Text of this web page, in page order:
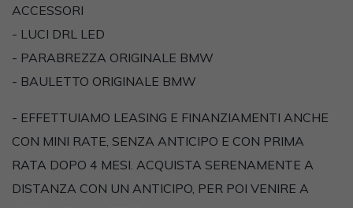
ACCESSORI
- LUCI DRL LED
- PARABREZZA ORIGINALE BMW
- BAULETTO ORIGINALE BMW
- EFFETTUIAMO LEASING E FINANZIAMENTI ANCHE
CON MINI RATE, SENZA ANTICIPO E CON PRIMA
RATA DOPO 4 MESI. ACQUISTA SERENAMENTE A
DISTANZA CON UN ANTICIPO, PER POI VENIRE A